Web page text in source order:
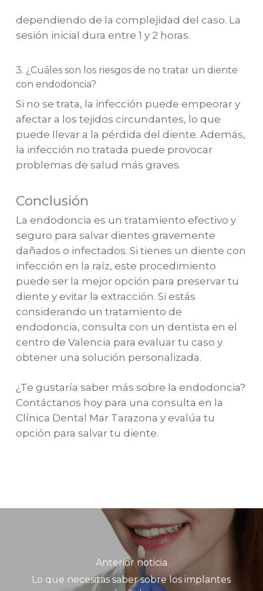
dependiendo de la complejidad del caso. La
sesión inicial dura entre 1 y 2 horas.
3. ¿Cuáles son los riesgos de no tratar un diente
con endodoncia?
Si no se trata, la infección puede empeorar y
afectar a los tejidos circundantes, lo que
puede llevar a la pérdida del diente. Además,
la infección no tratada puede provocar
problemas de salud más graves.
Conclusión
La endodoncia es un tratamiento efectivo y
seguro para salvar dientes gravemente
dañados o infectados. Si tienes un diente con
infección en la raíz, este procedimiento
puede ser la mejor opción para preservar tu
diente y evitar la extracción. Si estás
considerando un tratamiento de
endodoncia, consulta con un dentista en el
centro de Valencia para evaluar tu caso y
obtener una solución personalizada.
¿Te gustaría saber más sobre la endodoncia?
Contáctanos hoy para una consulta en la
Clínica Dental Mar Tarazona y evalúa tu
opción para salvar tu diente.
Anterior noticia
Lo que necesitas saber sobre los implantes